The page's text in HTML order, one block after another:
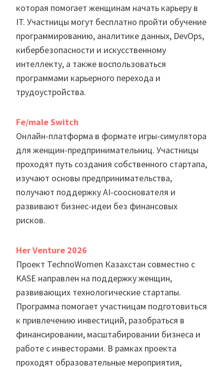
которая помогает женщинам начать карьеру в
IT. Участницы могут бесплатно пройти обучение
программированию, аналитике данных, DevOps,
кибербезопасности и искусственному
интеллекту, а также воспользоваться
программами карьерного перехода и
трудоустройства.
Fe/male Switch
Онлайн-платформа в формате игры-симулятора
для женщин-предпринимательниц. Участницы
проходят путь создания собственного стартапа,
изучают основы предпринимательства,
получают поддержку AI-сооснователя и
развивают бизнес-идеи без финансовых
рисков.
Her Venture 2026
Проект TechnoWomen Казахстан совместно с
KASE направлен на поддержку женщин,
развивающих технологические стартапы.
Программа помогает участницам подготовиться
к привлечению инвестиций, разобраться в
финансировании, масштабировании бизнеса и
работе с инвесторами. В рамках проекта
проходят образовательные мероприятия,